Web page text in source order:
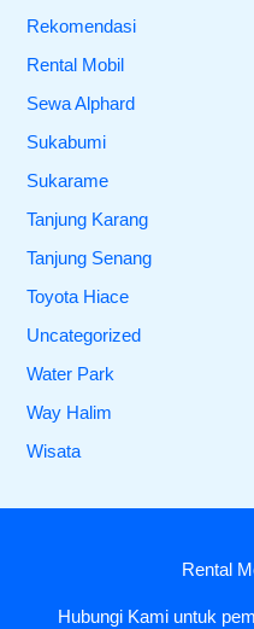
Rekomendasi
Rental Mobil
Sewa Alphard
Sukabumi
Sukarame
Tanjung Karang
Tanjung Senang
Toyota Hiace
Uncategorized
Water Park
Way Halim
Wisata
Rental
Hubungi Kami untuk